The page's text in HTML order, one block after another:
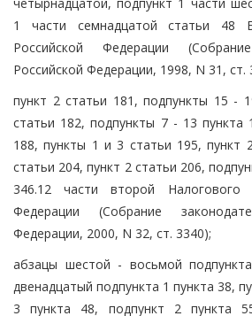
1 части семнадцатой статьи 48
Российской Федерации
Российской Федерации, 1998, N 31, ст.
пункт 2 статьи 181, подпункты 15 -
статьи 182, подпункты 7 - 13 пункта
188, пункты 1 и 3 статьи 195, пункт
статьи 204, пункт 2 статьи 206,
346.12 части второй Налогового
Федерации (Собрание
Федерации, 2000, N 32, ст. 3340);
абзацы шестой - восьмой
двенадцатый подпункта 1 пункта 38,
3 пункта 48, подпункт 2 пункта